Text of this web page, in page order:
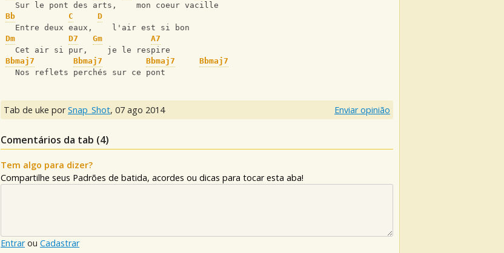
   Sur le pont des arts,    mon coeur vacille
Bb
C
D
   Entre deux eaux,    l'air est si bon
Dm
D7 Gm
A7
   Cet air si pur,    je le respire
Bbmaj7
Bbmaj7 Bbmaj7
Bbmaj7
   Nos reflets perchés sur ce pont
Tab de uke porSnap_Shot, 07 ago 2014 Enviar opinião
Comentários da tab (4)
Tem algo para dizer?
Compartilhe seus Padrões de batida, acordes ou dicas para tocar esta aba!
Entrarou Cadastrar